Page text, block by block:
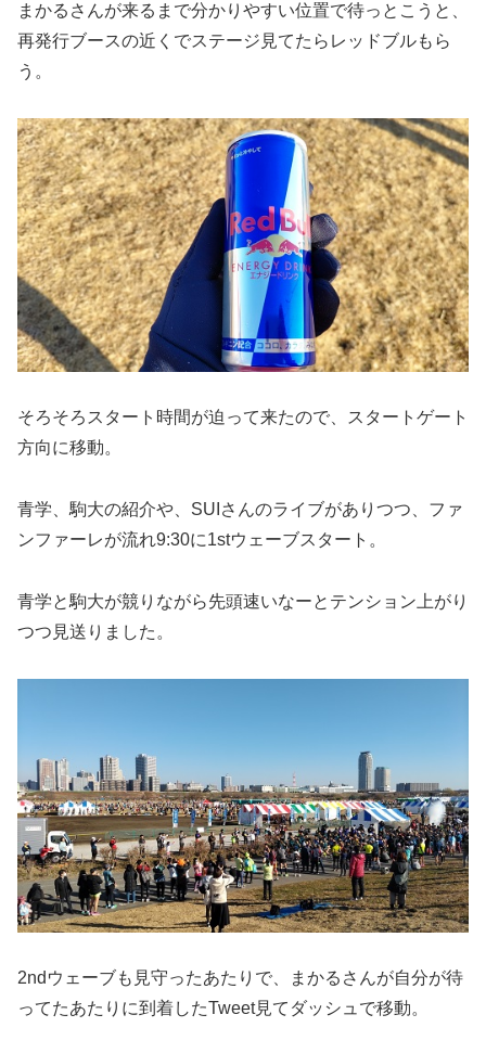
まかるさんが来るまで分かりやすい位置で待っとこうと、
再発行ブースの近くでステージ見てたらレッドブルもら
う。
そろそろスタート時間が迫って来たので、スタートゲート
方向に移動。
青学、駒大の紹介や、SUIさんのライブがありつつ、ファ
ンファーレが流れ9:30に1stウェーブスタート。
青学と駒大が競りながら先頭速いなーとテンション上がり
つつ見送りました。
2ndウェーブも見守ったあたりで、まかるさんが自分が待
ってたあたりに到着したTweet見てダッシュで移動。